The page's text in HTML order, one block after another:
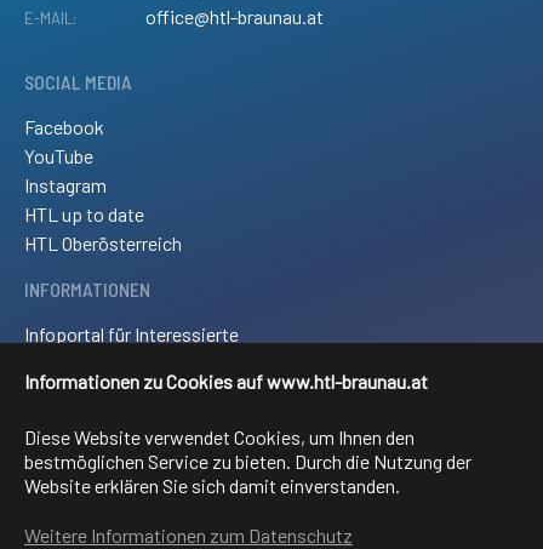
Informationen zu Cookies auf www.htl-braunau.at
Diese Website verwendet Cookies, um Ihnen den
bestmöglichen Service zu bieten. Durch die Nutzung der
Website erklären Sie sich damit einverstanden.
Weitere Informationen zum Datenschutz
E-MAIL: office@htl-braunau.at
SOCIAL MEDIA
Facebook
YouTube
Instagram
HTL up to date
HTL Oberösterreich
INFORMATIONEN
Infoportal für Interessierte
Downloads
Sitemap
FACHRICHTUNGEN
Elektronik und technische Informatik